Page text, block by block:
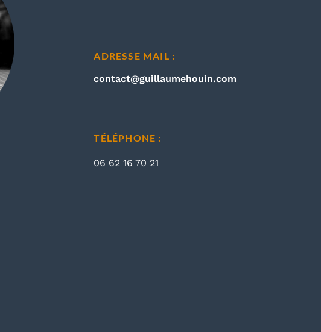
ADRESSE MAIL :
contact@guillaumehouin.com
TÉLÉPHONE :
06 62 16 70 21